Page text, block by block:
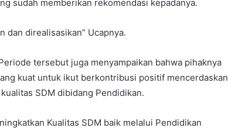
sudah memberikan rekomendasi kepadanya.
dan direalisasikan” Ucapnya.
tersebut juga menyampaikan bahwa pihaknya
kuat untuk ikut berkontribusi positif mencerdaskan
SDM dibidang Pendidikan.
Kualitas SDM baik melalui Pendidikan